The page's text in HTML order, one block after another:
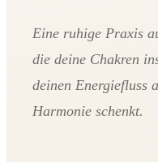
Eine ruhige Praxis
die deine Chakren
deinen Energiefluss
Harmonie schenkt.